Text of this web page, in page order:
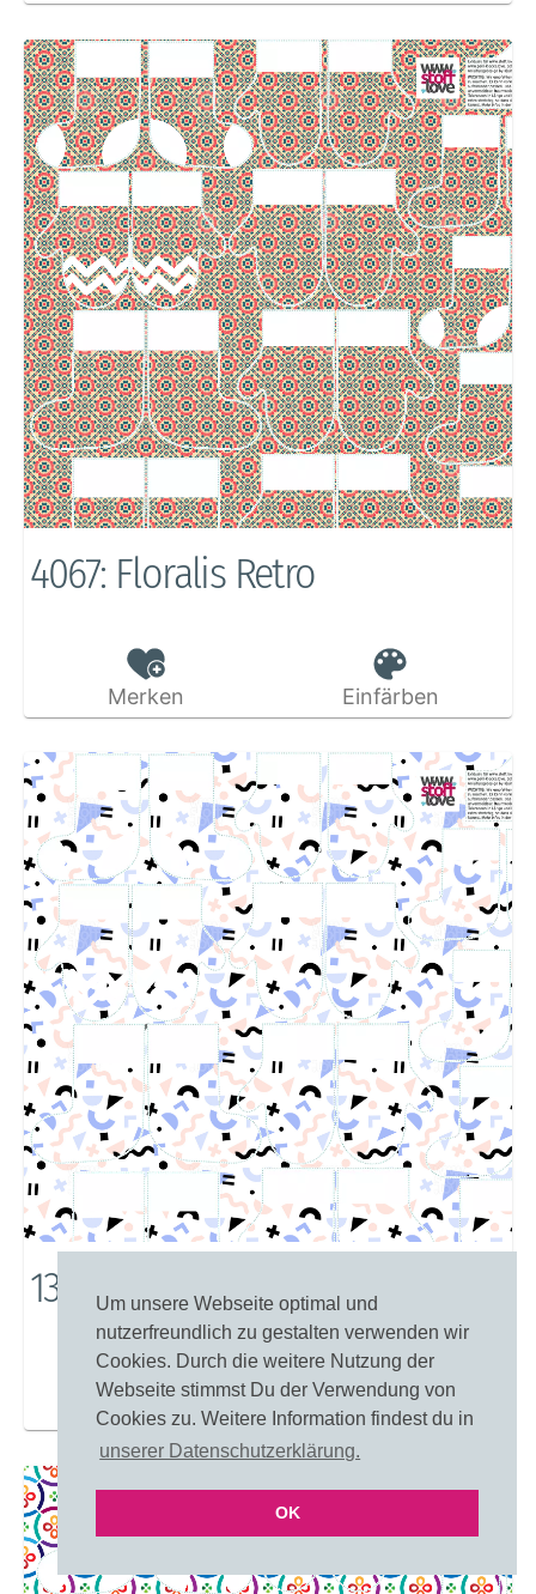
Um unsere Webseite optimal und
nutzerfreundlich zu gestalten verwenden wir
Cookies. Durch die weitere Nutzung der
Webseite stimmst Du der Verwendung von
Cookies zu. Weitere Information findest du in
unserer Datenschutzerklärung.
OK
4067: Floralis Retro
Merken Einfärben
13401: Memphis Formen
Merken Einfärben